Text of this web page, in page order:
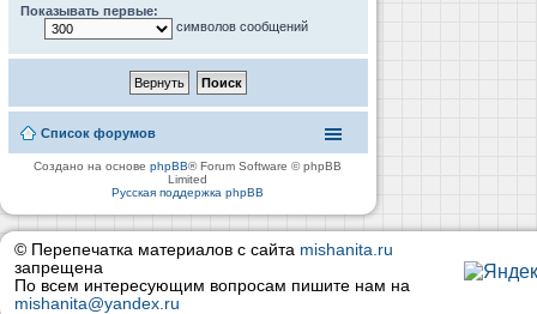
Показывать первые:
символов сообщений
Список форумов
Создано на основеphpBB® Forum Software © phpBB
Limited
Русская поддержка phpBB
© Перепечатка материалов с сайта mishanita.ru
запрещена
По всем интересующим вопросам пишите нам на
mishanita@yandex.ru